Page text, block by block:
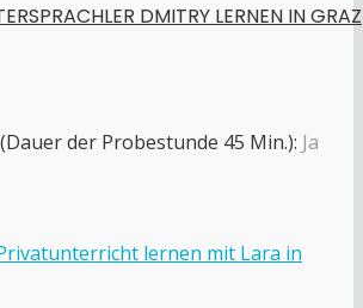
DMITRY LERNEN IN GRAZ
der Probestunde 45 Min.): Ja